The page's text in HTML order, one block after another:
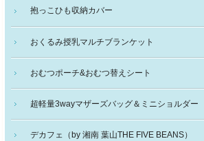
抱っこひも収納カバー
おくるみ授乳マルチブランケット
おむつポーチ&おむつ替えシート
超軽量3wayマザーズバッグ＆ミニショルダー
デカフェ（by 湘南 葉山THE FIVE BEANS）